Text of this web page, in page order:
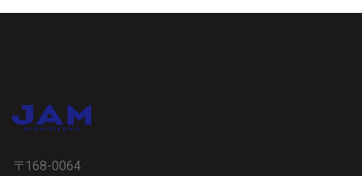
〒168-0064